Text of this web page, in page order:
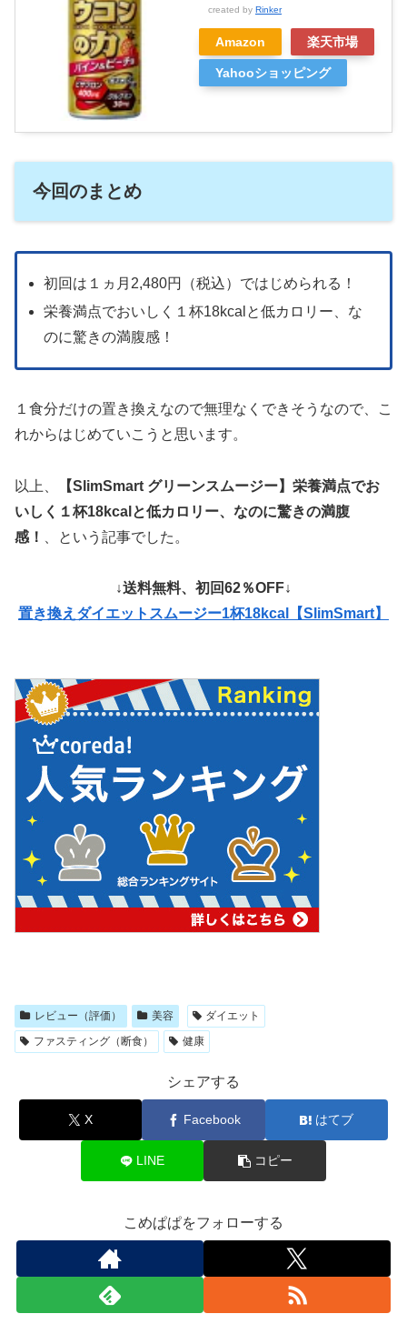
created by Rinker
Amazon 楽天市場
Yahooショッピング
今回のまとめ
初回は１ヵ月2,480円（税込）ではじめられる！
栄養満点でおいしく１杯18kcalと低カロリー、な
のに驚きの満腹感！
１食分だけの置き換えなので無理なくできそうなので、こ
れからはじめていこうと思います。
以上、
【SlimSmart グリーンスムージー】栄養満点でお
いしく１杯18kcalと低カロリー、なのに驚きの満腹
感！
、という記事でした。
↓送料無料、初回62％OFF↓
置き換えダイエットスムージー1杯18kcal【SlimSmart】
レビュー（評価） 美容
ダイエット
ファスティング（断食）
健康
シェアする
X Facebook はてブ
LINE コピー
こめぱぱをフォローする